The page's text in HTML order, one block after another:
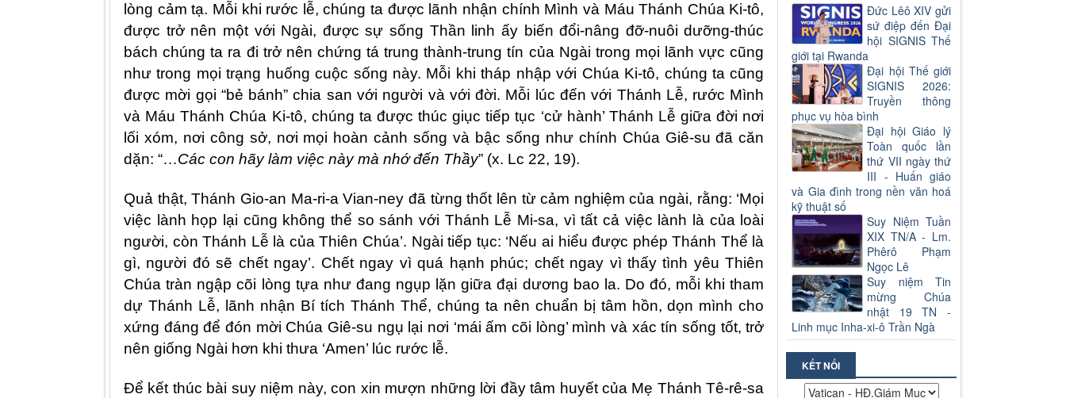
lòng cảm tạ. Mỗi khi rước lễ, chúng ta được lãnh nhận chính Mình và Máu Thánh Chúa Ki-tô,
được trở nên một với Ngài, được sự sống Thần linh ấy biến đổi-nâng đỡ-nuôi dưỡng-thúc
bách chúng ta ra đi trở nên chứng tá trung thành-trung tín của Ngài trong mọi lãnh vực cũng
như trong mọi trạng huống cuộc sống này. Mỗi khi tháp nhập với Chúa Ki-tô, chúng ta cũng
được mời gọi “bẻ bánh” chia san với người và với đời. Mỗi lúc đến với Thánh Lễ, rước Mình
và Máu Thánh Chúa Ki-tô, chúng ta được thúc giục tiếp tục ‘cử hành’ Thánh Lễ giữa đời nơi
lối xóm, nơi công sở, nơi mọi hoàn cảnh sống và bậc sống như chính Chúa Giê-su đã căn
dặn: “…Các con hãy làm việc này mà nhớ đến Thầy” (x. Lc 22, 19).
Quả thật, Thánh Gio-an Ma-ri-aVian-ney đã từng thốt lên từ cảm nghiệm của ngài, rằng: ‘Mọi
việc lành họp lại cũng không thể so sánh với Thánh Lễ Mi-sa, vì tất cả việc lành là của loài
người, còn Thánh Lễ là của Thiên Chúa’. Ngài tiếp tục: ‘Nếu ai hiểu được phép Thánh Thể là
gì, người đó sẽ chết ngay’. Chết ngay vìquá hạnh phúc; chết ngay vì thấy tình yêu Thiên
Chúa tràn ngậpcõi lòng tựa như đang ngụp lặn giữa đại dương bao la. Do đó, mỗi khi tham
dự Thánh Lễ, lãnh nhận Bí tích Thánh Thể, chúng ta nên chuẩn bị tâm hồn, dọn mình cho
xứng đáng để đón mời Chúa Giê-su ngụ lại nơi ‘mái ấm cõi lòng’ mình và xác tín sống tốt, trở
nên giống Ngài hơn khi thưa ‘Amen’ lúc rước lễ.
Để kết thúc bài suy niệm này, con xin mượn những lời đầy tâm huyết của Mẹ Thánh Tê-rê-sa
Đức Lêô XIV gửi
sứ điệp đến Đại
hội SIGNIS Thế
giới tại Rwanda
Đại hội Thế giới
SIGNIS 2026:
Truyền thông
phục vụ hòa bình
Đại hội Giáo lý
Toàn quốc lần
thứ VII ngày thứ
III - Huấn giáo
và Gia đình trong nền văn hoá
kỹ thuật số
Suy Niệm Tuần
XIX TN/A - Lm.
Phêrô Phạm
Ngọc Lê
Suy niệm Tin
mừng Chúa
nhật 19 TN -
Linh mục Inha-xi-ô Trần Ngà
KẾT NỐI